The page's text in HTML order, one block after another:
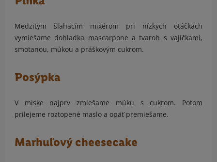
Medzitým šľahacím mixérom pri nízkych otáčkach
vymiešame dohladka mascarpone a tvaroh s vajíčkami,
smotanou, múkou a práškovým cukrom.
Posýpka
V miske najprv zmiešame múku s cukrom. Potom
prilejeme roztopené maslo a opäť premiešame.
Marhuľový cheesecake